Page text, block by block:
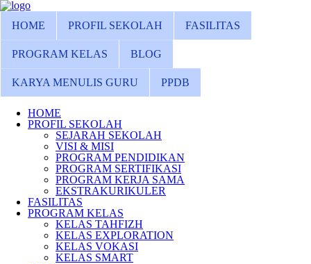
HOME PROFIL SEKOLAH FASILITAS
PROGRAM KELAS BLOG
KARYA MENULIS GURU PPDB
HOME
PROFIL SEKOLAH
SEJARAH SEKOLAH
VISI & MISI
PROGRAM PENDIDIKAN
PROGRAM SERTIFIKASI
PROGRAM KERJA SAMA
EKSTRAKURIKULER
FASILITAS
PROGRAM KELAS
KELAS TAHFIZH
KELAS EXPLORATION
KELAS VOKASI
KELAS SMART